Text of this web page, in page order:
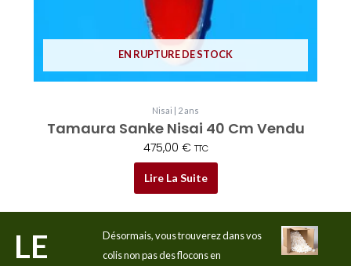
EN RUPTURE DE STOCK
Nisai | 2 ans
Tamaura Sanke Nisai 40 Cm Vendu
475,00 € TTC
Lire La Suite
LE
Désormais, vous trouverez dans vos
colis non pas des flocons en